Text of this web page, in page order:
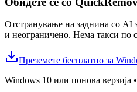
Отстранување на заднина со AI
и неограничено. Нема такси по
Преземете бесплатно за
Windows 10 или понова верзија •